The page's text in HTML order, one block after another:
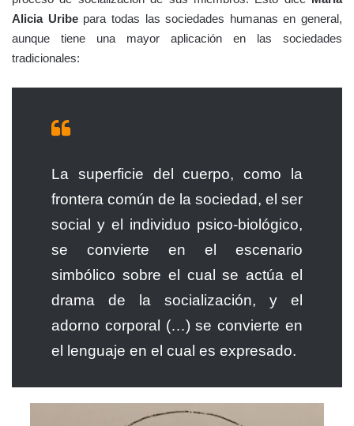
Alicia Uribepara todas las sociedades humanas en general,
aunque tiene una mayor aplicación en las sociedades
tradicionales:
La superficie del cuerpo, como la
frontera común de la sociedad, el ser
social y el individuo psico-biológico,
se convierte en el escenario
simbólico sobre el cual se actúa el
drama de la socialización, y el
adorno corporal (…) se convierte en
el lenguaje en el cual es expresado.